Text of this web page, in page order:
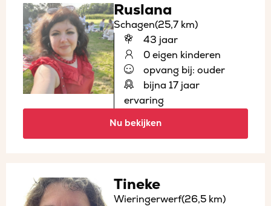
Ruslana
Schagen(25,7 km)
43 jaar
0 eigen kinderen
opvang bij: ouder
bijna 17 jaar
ervaring
Nu bekijken
Tineke
Wieringerwerf(26,5 km)